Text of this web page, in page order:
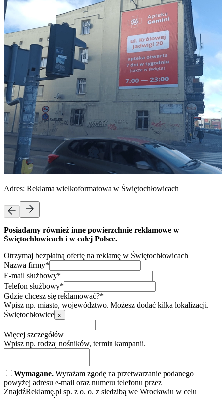
Adres: Reklama wielkoformatowa w Świętochłowicach
Posiadamy również inne powierzchnie reklamowe w
Świętochłowicach i w całej Polsce.
Otrzymaj bezpłatną ofertę na reklamę w Świętochłowicach
Nazwa firmy*
E-mail służbowy*
Telefon służbowy*
Gdzie chcesz się reklamować?*
Wpisz np. miasto, województwo. Możesz dodać kilka lokalizacji.
Świętochłowice x
Więcej szczegółów
Wpisz np. rodzaj nośników, termin kampanii.
Wymagane. Wyrażam zgodę na przetwarzanie podanego
powyżej adresu e-mail oraz numeru telefonu przez
ZnajdźReklamę.pl sp. z o. o. z siedzibą we Wrocławiu w celu